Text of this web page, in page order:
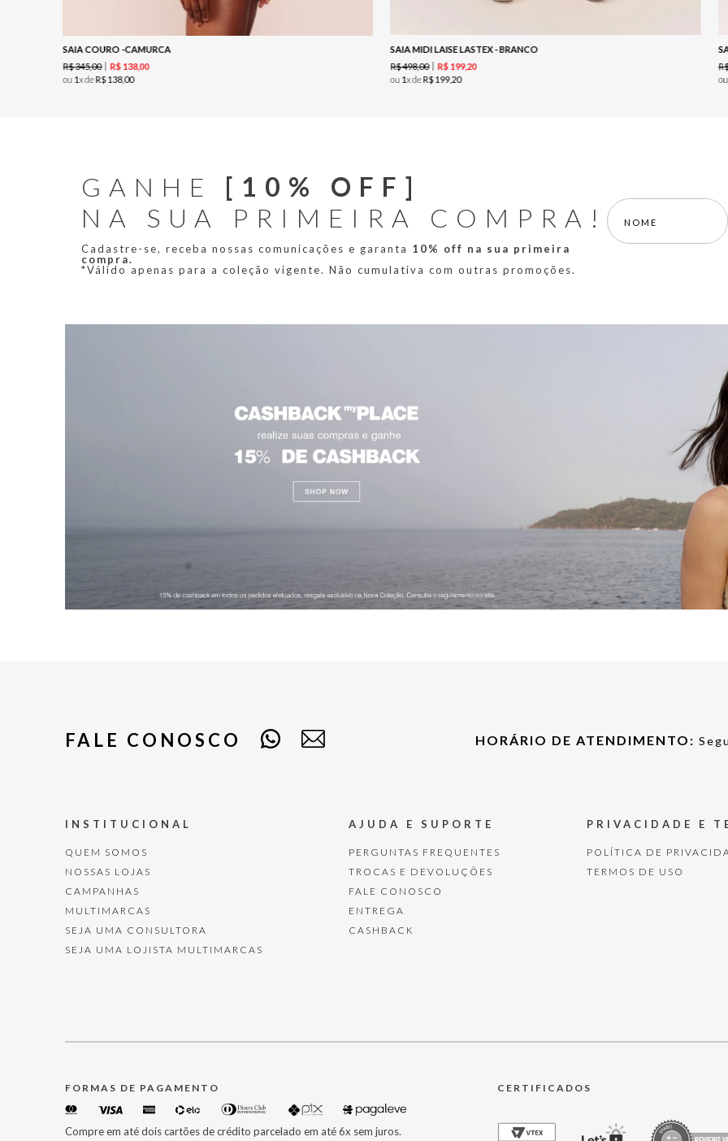
SAIA COURO -CAMURCA
R$345,00 R$ 138,00
ou 1x deR$138,00
SAIA MIDI LAISE LASTEX - BRANCO
R$498,00 R$ 199,20
ou 1x deR$199,20
ou
GANHE [10% OFF]
NA SUA PRIMEIRA COMPRA!
Cadastre-se, receba nossas comunicações e garanta 10% off na sua primeira
compra.
*Válido apenas para a coleção vigente. Não cumulativa com outras promoções.
FALE CONOSCO HORÁRIO DE ATENDIMENTO:
INSTITUCIONAL
QUEM SOMOS
NOSSAS LOJAS
CAMPANHAS
MULTIMARCAS
SEJA UMA CONSULTORA
SEJA UMA LOJISTA MULTIMARCAS
AJUDA E SUPORTE
PERGUNTAS FREQUENTES
TROCAS E DEVOLUÇÕES
FALE CONOSCO
ENTREGA
CASHBACK
PRIVACIDADE E
POLÍTICA DE
TERMOS DE USO
FORMAS DE PAGAMENTO
Compre em até dois cartões de crédito parcelado em até 6x sem juros.
CERTIFICADOS